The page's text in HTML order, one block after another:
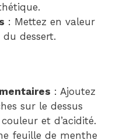
: Mettez en valeur
du dessert.
: Ajoutez
sur le dessus
et d’acidité.
feuille de menthe